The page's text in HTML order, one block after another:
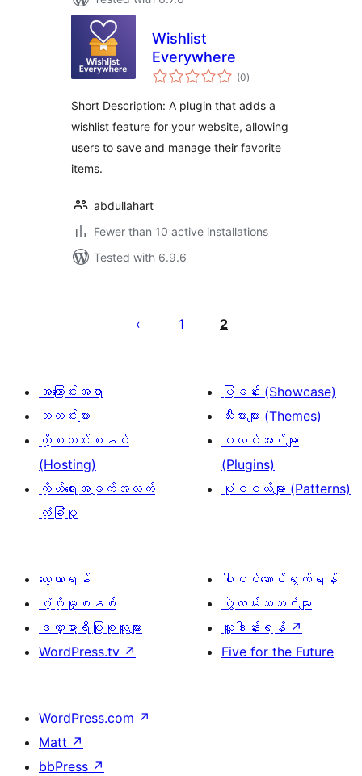
Wishlist
Everywhere
(0total
ratings
)
Short Description: A plugin that adds a
wishlist feature for your website, allowing
users to save and manage their favorite
items.
abdullahart
Fewer than 10 active installations
Tested with 6.9.6
ခွဲ
ခြင်း
1 2
အကြောင်းအရာ
သတင်းများ
ဟို့စတင်းစနစ်
(Hosting)
ကိုယ်ရေးအချက်အလက်
လုံခြုံမှု
ပြခန်း (Showcase)
သီးမားများ (Themes)
ပလပ်အင်များ
(Plugins)
ပုံစံငယ်များ (Patterns)
လေ့လာရန်
ပံ့ပိုးမှုစနစ်
ဒဏ္ဍာရီပြုစုသူများ
WordPress.tv ↗
ပါဝင်ဆောင်ရွက်ရန်
ပွဲလမ်းသဘင်များ
လှူဒါန်းရန် ↗
Five for the Future
WordPress.com ↗
Matt ↗
bbPress ↗